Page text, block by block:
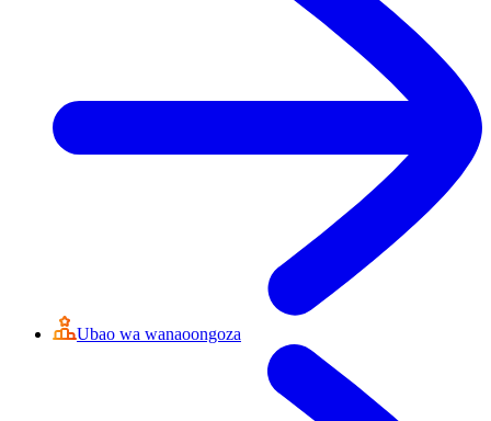
Ubao wa wanaoongoza